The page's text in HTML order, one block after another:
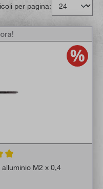
per pagina:
di 5 su 5 stelle
M2 x 0,4